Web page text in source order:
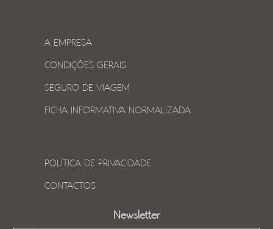
A EMPRESA
CONDIÇÕES GERAIS
SEGURO DE VIAGEM
FICHA INFORMATIVA NORMALIZADA
POLÍTICA DE PRIVACIDADE
CONTACTOS
Newsletter